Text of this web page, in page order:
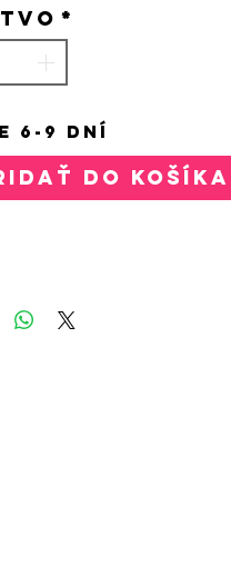
*
6-9 DNÍ
DO KOŠÍKA